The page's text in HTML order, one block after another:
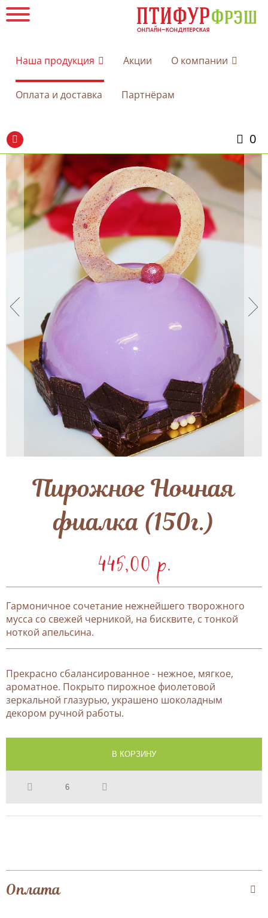
Наша продукция Акции О компании
Оплата и доставка Партнёрам
0
Пирожное Ночная
фиалка (150г.)
445,00 p.
Гармоничное сочетание нежнейшего творожного
мусса со свежей черникой, на бисквите, с тонкой
ноткой апельсина.
Прекрасно сбалансированное - нежное, мягкое,
ароматное. Покрыто пирожное фиолетовой
зеркальной глазурью, украшено шоколадным
декором ручной работы.
Оплата